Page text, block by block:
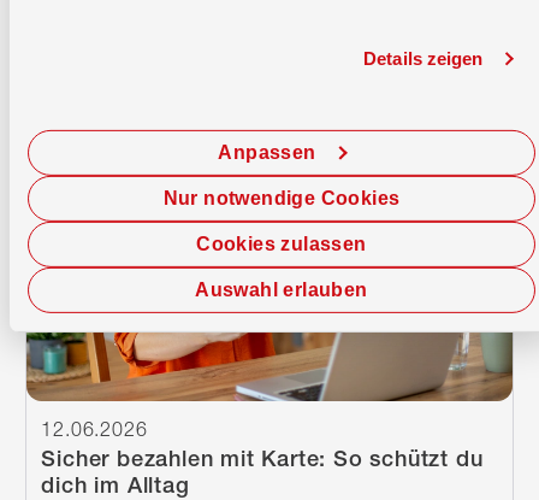
Details zeigen
Cookies zulassen
Anpassen
Auswahl erlauben
Nur notwendige Cookies
Sicher bezahlen mit Karte: So schützt du
dich im Alltag
12.06.2026